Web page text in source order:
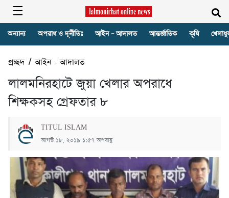
অন্যান্য অপরাধ ও দূর্নীতিঃ আইন – আদালত আন্তর্জাতিক কৃষি
প্রচ্ছদ/আইন - আদালত
লালমনিরহাটে জুয়া খেলার অপরাধে
শিক্ষকসহ গ্রেফতার ৮
TITUL ISLAM
আগস্ট ১৮, ২০১৯ ১:৫৭ অপরাহ্ণ